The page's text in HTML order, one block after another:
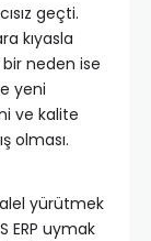
geçti.
kıyasla
bir neden ise
yeni
ve kalite
olması.
yürütmek
ERP uymak